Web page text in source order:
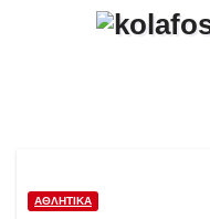
ΑΘΛΗΤΙΚΆ